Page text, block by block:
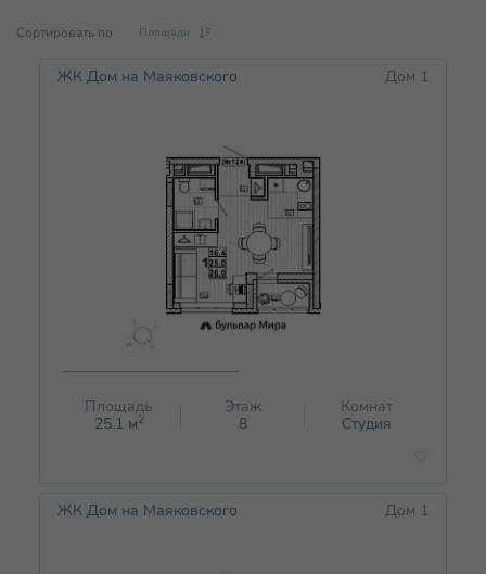
Сортировать по Площади
ЖК Дом на Маяковского Дом 1
Площадь
25.1 м2
Этаж
8
Комнат
Студия
ЖК Дом на Маяковского Дом 1